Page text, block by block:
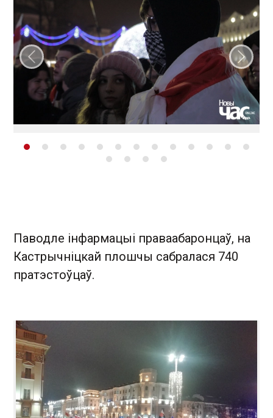
Папярэдні слайд
Паводле інфармацыі праваабаронцаў, на
Кастрычніцкай плошчы сабралася 740
пратэстоўцаў.